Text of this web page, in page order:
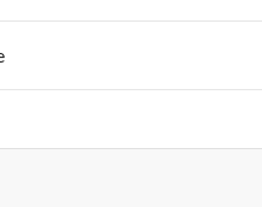
de Vacances à la Normandie
de Vacances à Paris-Ile de France
de Vacances à la Normandie